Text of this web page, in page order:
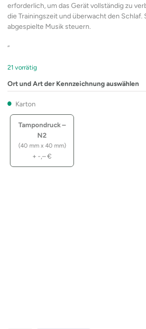
erforderlich, um das Gerät vollständig zu
die Trainingszeit und überwacht den Schlaf.
abgespielte Musik steuern.
„
21 vorrätig
Ort und Art der Kennzeichnung auswählen
Karton
Tampondruck –
N2
(40 mm x 40 mm)
+ -,–€